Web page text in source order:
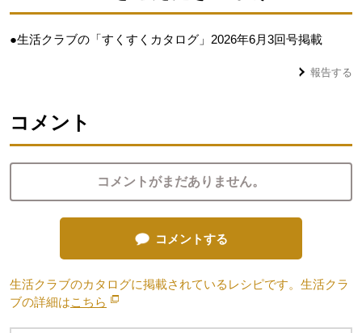
●生活クラブの「すくすくカタログ」2026年6月3回号掲載
報告する
コメント
コメントがまだありません。
コメントする
生活クラブのカタログに掲載されているレシピです。生活クラ
ブの詳細はこちら 別のウィンドウで開きます。